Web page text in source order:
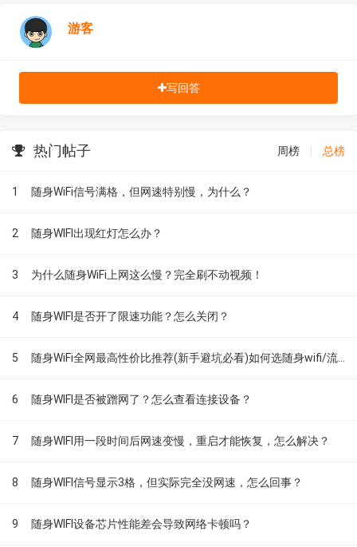
游客
写回答
热门帖子 周榜 总榜
1 随身WiFi信号满格，但网速特别慢，为什么？
2 随身WIFI出现红灯怎么办？
3 为什么随身WiFi上网这么慢？完全刷不动视频！
4 随身WIFI是否开了限速功能？怎么关闭？
5
6 随身WIFI是否被蹭网了？怎么查看连接设备？
7 随身WIFI用一段时间后网速变慢，重启才能恢复，怎么解决？
8 随身WIFI信号显示3格，但实际完全没网速，怎么回事？
9 随身WIFI设备芯片性能差会导致网络卡顿吗？